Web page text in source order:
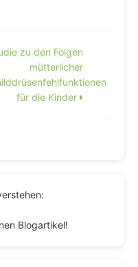
zu den Folgen
mütterlicher
für die Kinder
Blogartikel!